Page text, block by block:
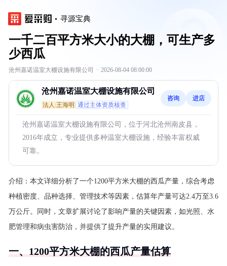
寻源宝典
一千二百平方米大小的大棚，可生产多
少西瓜
沧州嘉诺温室大棚设施有限公司 · 2026-08-04 08:00:00
沧州嘉诺温室大棚设施有限公司
法人:王海明 通过主体资质核查
咨询 进店
沧州嘉诺温室大棚设施有限公司，位于河北沧州南皮县，
2016年成立，专业提供多种温室大棚设施，经验丰富权威
可靠。
介绍： 本文详细分析了一个1200平方米大棚的西瓜产量，综合考虑
种植密度、品种选择、管理技术等因素，估算年产量可达2.4万至3.6
万公斤。同时，文章扩展讨论了影响产量的关键因素，如光照、水
肥管理和病虫害防治，并提供了提升产量的实用建议。
一、1200平方米大棚的西瓜产量估算